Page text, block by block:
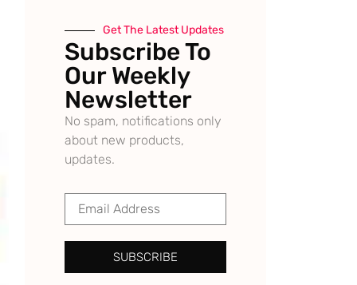
Get The Latest Updates
Subscribe To
Our Weekly
Newsletter
No spam, notifications only
about new products,
updates.
SUBSCRIBE